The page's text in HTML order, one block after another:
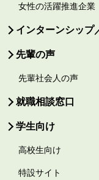
女性の活躍推進企業
インターンシップ
先輩の声
先輩社会人の声
就職相談窓口
学生向け
高校生向け
特設サイト